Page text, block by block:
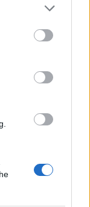
more Google
may click to
party tags to
below Google
ότι περιμένω
αποφασιστεί
πει μίλησε
Well και ο
να μιλήσω
θα κάνω
καλύτερα
εκτιμώ πολύ.
να έχει άλλα
το θέμα.
απλά εγώ